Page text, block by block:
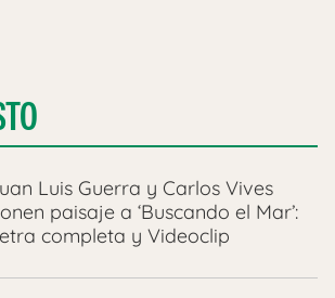
Luis Guerra y Carlos Vives
paisaje a ‘Buscando el Mar’:
completa y Videoclip